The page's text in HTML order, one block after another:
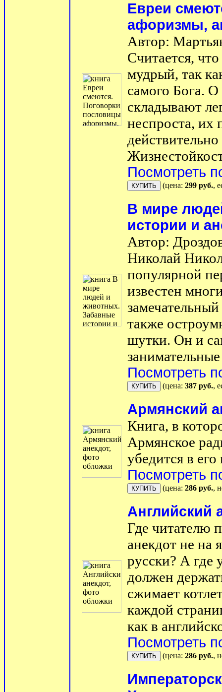
Евреи
афоризмы,
Автор:
Считается,
мудрый, так
самого Бога.
складывают
неспроста, их
Посмотреть
(цена: 299 руб.,
В мире
истории и
Автор:
Николай
популярной
известен
также
шутки. Он и
Посмотреть
(цена: 387 руб.,
Армянский
Книга, в
Армянское
убедится в
Посмотреть
(цена: 286 руб.,
Английский
Где читателю
анекдот не на
русски? А где
должен
сжимает
каждой
как в
Посмотреть
(цена: 286 руб.,